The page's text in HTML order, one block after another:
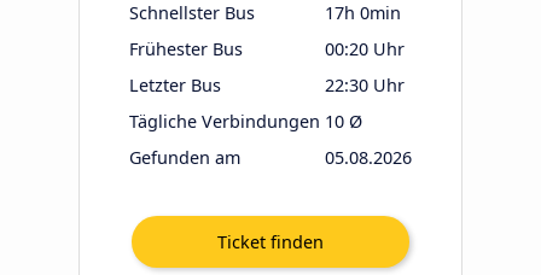
Schnellster Bus
17h 0min
Frühester Bus
00:20 Uhr
Letzter Bus
22:30 Uhr
Tägliche Verbindungen 10 Ø
Gefunden am
05.08.2026